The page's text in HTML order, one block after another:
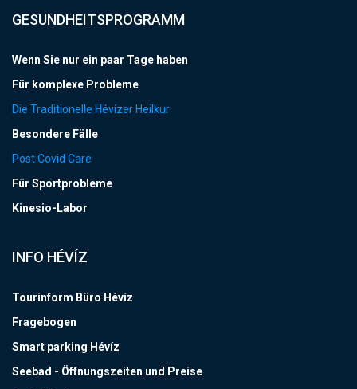
GESUNDHEITSPROGRAMM
Wenn Sie nur ein paar Tage haben
Für komplexe Probleme
Die Traditionelle Hévízer Heilkur
Besondere Fälle
Post Covid Care
Für Sportprobleme
Kinesio-Labor
INFO HÉVÍZ
Tourinform Büro Hévíz
Fragebogen
Smart parking Hévíz
Seebad - Öffnungszeiten und Preise